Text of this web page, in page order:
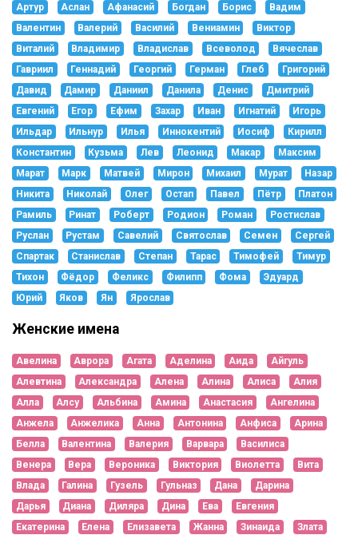
Артур
Аслан Афанасий Богдан Борис
Вадим
Валентин
Валерий Василий Вениамин
Виктор
Виталий
Владимир Владислав Всеволод
Вячеслав
Гавриил
Геннадий Георгий Герман Глеб
Григорий
Давид
Дамир Даниил Данила Денис
Дмитрий
Евгений
Егор Ефим Захар Иван Игнатий
Игорь
Ильдар
Ильнур Илья Иннокентий Иосиф
Кирилл
Константин
Кузьма Лев Леонид Макар
Максим
Марат
Марк Матвей Мирон Михаил Мурат
Назар
Никита
Николай Олег Остап Павел Пётр
Платон
Рамиль
Ринат Роберт Родион Роман
Ростислав
Руслан
Рустам Савелий Святослав Семен
Сергей
Спартак
Станислав Степан Тарас Тимофей
Тимур
Тихон
Фёдор Феликс Филипп Фома
Эдуард
Юрий
Яков Ян Ярослав
Женские имена
Авелина Аврора Агата Аделина Аида
Айгуль
Алевтина
Александра Алена Алина Алиса
Алия
Алла
Алсу Альбина Амина Анастасия
Ангелина
Анжела
Анжелика Анна Антонина Анфиса
Арина
Белла
Валентина Валерия Варвара
Василиса
Венера
Вера Вероника Виктория Виолетта
Вита
Влада
Галина Гузель Гульназ Дана
Дарина
Дарья
Диана Диляра Дина Ева
Евгения
Екатерина
Елена Елизавета Жанна Зинаида Злата